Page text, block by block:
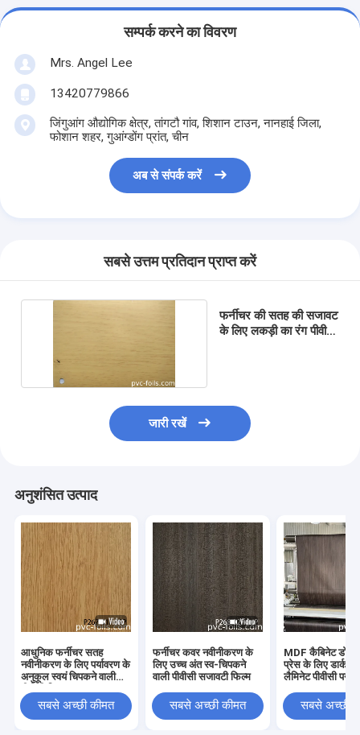
सम्पर्क करने का विवरण
Mrs. Angel Lee
13420779866
जिंगुआंग औद्योगिक क्षेत्र, तांगटौ गांव, शिशान टाउन, नानहाई जिला,
फोशान शहर, गुआंग्डोंग प्रांत, चीन
अब से संपर्क करें
सबसे उत्तम प्रतिदान प्राप्त करें
फर्नीचर की सतह की सजावट
के लिए लकड़ी का रंग पीवीसी
जारी रखें
अनुशंसित उत्पाद
आधुनिक फर्नीचर सतह
नवीनीकरण के लिए पर्यावरण के
अनुकूल स्वयं चिपकने वाली
सबसे अच्छी कीमत
फर्नीचर कवर नवीनीकरण के
लिए उच्च अंत स्व-चिपकने
वाली पीवीसी सजावटी फिल्म
सबसे अच्छी कीमत
MDF कैबिनेट डोर
प्रेस के लिए डार्क
लैमिनेट पीवीसी पन्नी
सबसे अच्छी